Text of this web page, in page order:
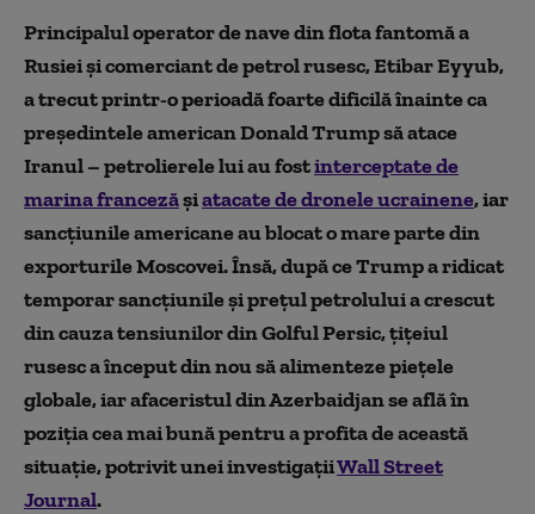
Principalul operator de nave din flota fantomă a
Rusiei și comerciant de petrol rusesc, Etibar Eyyub,
a trecut printr-o perioadă foarte dificilă înainte ca
președintele american Donald Trump să atace
Iranul – petrolierele lui au fostinterceptate de
marina francezășiatacate de dronele ucrainene, iar
sancțiunile americane au blocat o mare parte din
exporturile Moscovei. Însă, după ce Trump a ridicat
temporar sancțiunile și prețul petrolului a crescut
din cauza tensiunilor din Golful Persic, țițeiul
rusesc a început din nou să alimenteze piețele
globale, iar afaceristul din Azerbaidjan se află în
poziția cea mai bună pentru a profita de această
situație, potrivit unei investigațiiWall Street
Journal.